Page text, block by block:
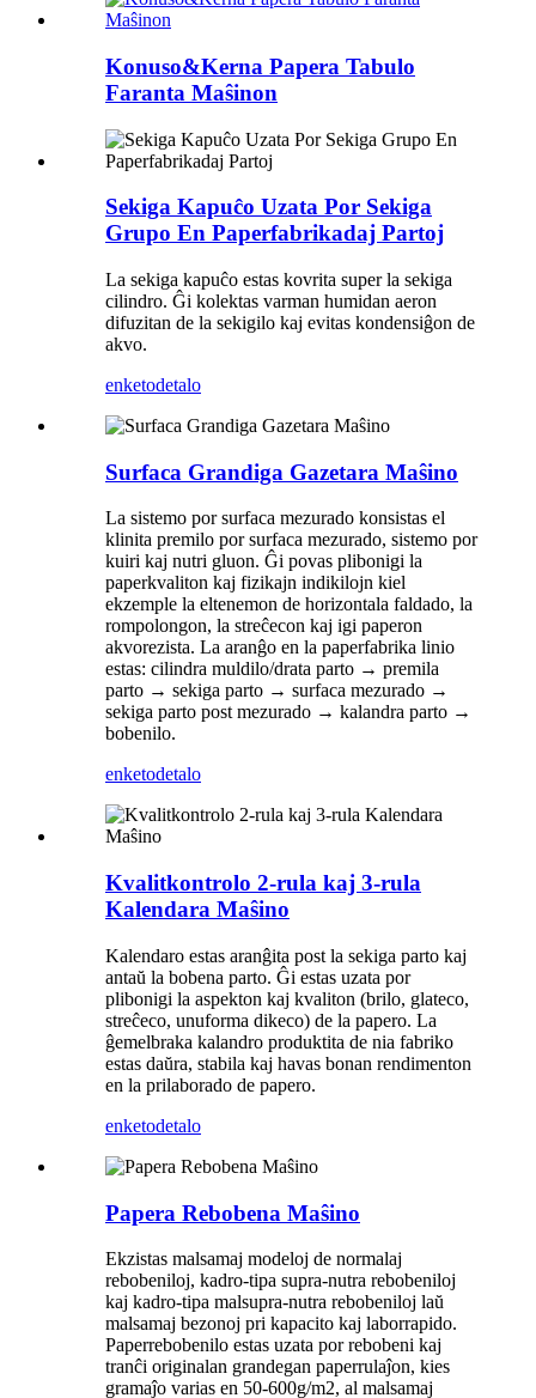
Konuso&Kerna Papera Tabulo
Faranta Maŝinon
Sekiga Kapuĉo Uzata Por Sekiga
Grupo En Paperfabrikadaj Partoj
La sekiga kapuĉo estas kovrita super la sekiga
cilindro. Ĝi kolektas varman humidan aeron
difuzitan de la sekigilo kaj evitas kondensiĝon de
akvo.
enketodetalo
Surfaca Grandiga Gazetara Maŝino
La sistemo por surfaca mezurado konsistas el
klinita premilo por surfaca mezurado, sistemo por
kuiri kaj nutri gluon. Ĝi povas plibonigi la
paperkvaliton kaj fizikajn indikilojn kiel
ekzemple la eltenemon de horizontala faldado, la
rompolongon, la streĉecon kaj igi paperon
akvorezista. La aranĝo en la paperfabrika linio
estas: cilindra muldilo/drata parto → premila
parto → sekiga parto → surfaca mezurado →
sekiga parto post mezurado → kalandra parto →
bobenilo.
enketodetalo
Kvalitkontrolo 2-rula kaj 3-rula
Kalendara Maŝino
Kalendaro estas aranĝita post la sekiga parto kaj
antaŭ la bobena parto. Ĝi estas uzata por
plibonigi la aspekton kaj kvaliton (brilo, glateco,
streĉeco, unuforma dikeco) de la papero. La
ĝemelbraka kalandro produktita de nia fabriko
estas daŭra, stabila kaj havas bonan rendimenton
en la prilaborado de papero.
enketodetalo
Papera Rebobena Maŝino
Ekzistas malsamaj modeloj de normalaj
rebobeniloj, kadro-tipa supra-nutra rebobeniloj
kaj kadro-tipa malsupra-nutra rebobeniloj laŭ
malsamaj bezonoj pri kapacito kaj laborrapido.
Paperrebobenilo estas uzata por rebobeni kaj
tranĉi originalan grandegan paperrulaĵon, kies
gramaĵo varias en 50-600g/m2, al malsamaj